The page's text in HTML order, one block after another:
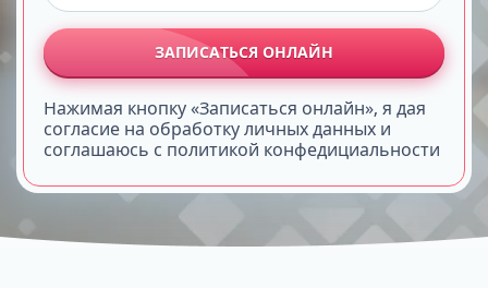
ЗАПИСАТЬСЯ ОНЛАЙН
Нажимая кнопку «Записаться онлайн», я дая
согласие на обработку личных данных и
соглашаюсь с политикой конфедициальности